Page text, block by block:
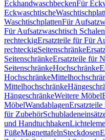
EckhandwaschbeckenFür
Eckwaschtische
WaschtischplattenFür
Für Aufsatzwaschtisch
rechteckigErsatzteile für Für
rechteckigSeitenschränke
SeitenschränkeErsatzteile für
SeitenschränkeHochschränke
Hochschränke
Mittelhochschränke
HängeschränkeWeitere Möbel
MöbelWandablagenErsatzteile
für Zubehör
und Handtuchhaken
FüßeMagnettafelnSteckdosen